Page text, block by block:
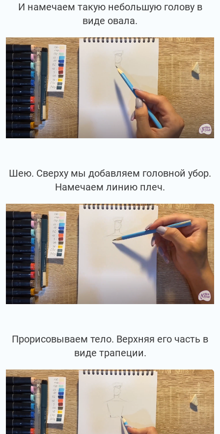
И намечаем такую небольшую голову в
виде овала.
Шею. Сверху мы добавляем головной убор.
Намечаем линию плеч.
Прорисовываем тело. Верхняя его часть в
виде трапеции.